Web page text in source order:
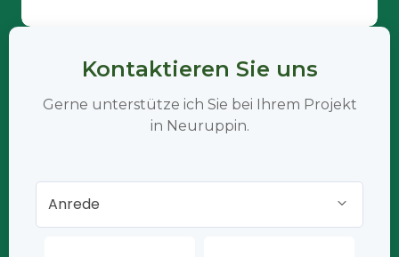
Kontaktieren Sie uns
Gerne unterstütze ich Sie bei Ihrem Projekt
in Neuruppin.